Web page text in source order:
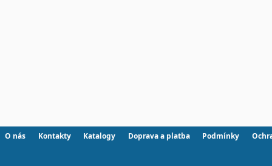
O nás Kontakty Katalogy Doprava a platba Podmínky